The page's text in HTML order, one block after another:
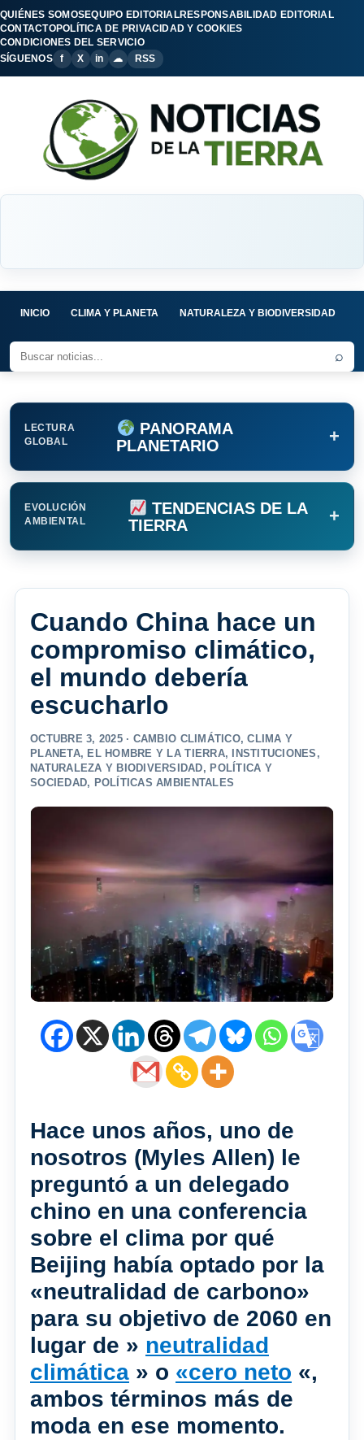
QUIÉNES SOMOSEQUIPO EDITORIALRESPONSABILIDAD EDITORIAL
CONTACTOPOLÍTICA DE PRIVACIDAD Y COOKIES
CONDICIONES DEL SERVICIO
SÍGUENOS
f X in ☁ RSS
INICIO CLIMA Y PLANETA NATURALEZA Y BIODIVERSIDAD
⌕
LECTURA
GLOBAL
PANORAMA
PLANETARIO
+
EVOLUCIÓN
AMBIENTAL
TENDENCIAS DE LA
TIERRA
+
Cuando China hace un
compromiso climático,
el mundo debería
escucharlo
OCTUBRE 3, 2025 · CAMBIO CLIMÁTICO,CLIMA Y
PLANETA, EL HOMBRE Y LA TIERRA, INSTITUCIONES ,
NATURALEZA Y BIODIVERSIDAD, POLÍTICA Y
SOCIEDAD, POLÍTICAS AMBIENTALES
Hace unos años, uno de
nosotros (Myles Allen) le
preguntó a un delegado
chino en una conferencia
sobre el clima por qué
Beijing había optado por la
«neutralidad de carbono»
para su objetivo de 2060 en
lugar de » neutralidad
climática » o «cero neto «,
ambos términos más de
moda en ese momento.